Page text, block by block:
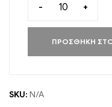
- +
ΠΡΟΣΘΉΚΗ
SKU: N/A